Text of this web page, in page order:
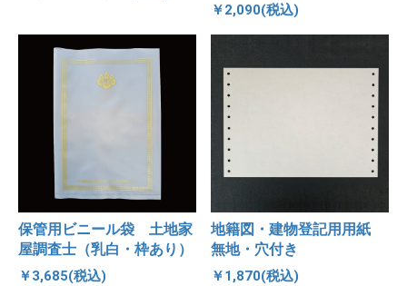
￥2,090(税込)
保管用ビニール袋 土地家
屋調査士（乳白・枠あり）
￥3,685(税込)
地籍図・建物登記用用紙
無地・穴付き
￥1,870(税込)